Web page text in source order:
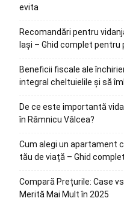
evita
Recomandări pentru
Iași – Ghid complet pentru
Beneficii fiscale ale
integral cheltuielile și să
De ce este importantă
în Râmnicu Vâlcea?
Cum alegi un apartament
tău de viață – Ghid
Compară Prețurile: Case
Merită Mai Mult în 2025